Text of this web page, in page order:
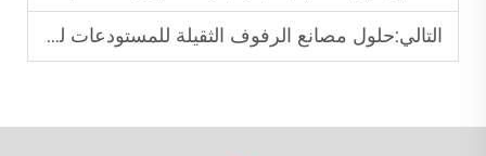
التالي:حلول مصانع الرفوف الثقيلة للمستودعات لمراكز اللوجستيات